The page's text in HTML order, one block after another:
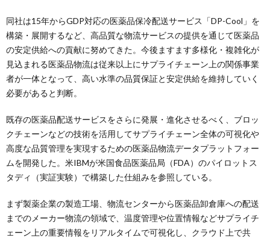
同社は15年からGDP対応の医薬品保冷配送サービス「DP-Cool」を
構築・展開するなど、高品質な物流サービスの提供を通じて医薬品
の安定供給への貢献に努めてきた。今後ますます多様化・複雑化が
見込まれる医薬品物流は従来以上にサプライチェーン上の関係事業
者が一体となって、高い水準の品質保証と安定供給を維持していく
必要があると判断。
既存の医薬品配送サービスをさらに発展・進化させるべく、ブロッ
クチェーンなどの技術を活用してサプライチェーン全体の可視化や
高度な品質管理を実現するための医薬品物流データプラットフォー
ムを開発した。米IBMが米国食品医薬品局（FDA）のパイロットス
タディ（実証実験）で構築した仕組みを参照している。
まず製薬企業の製造工場、物流センターから医薬品卸倉庫への配送
までのメーカー物流の領域で、温度管理や位置情報などサプライチ
ェーン上の重要情報をリアルタイムで可視化し、クラウド上で共